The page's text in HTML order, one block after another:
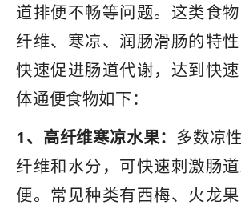
道排便不畅等问题。这类食
纤维、寒凉、润肠滑肠的特
快速促进肠道代谢，达到快
体通便食物如下：
1、高纤维寒凉水果： 多数凉
纤维和水分，可快速刺激肠
便。常见种类有西梅、火龙